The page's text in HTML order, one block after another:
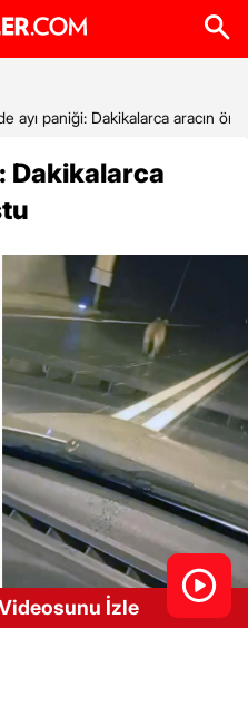
ayı paniği: Dakikalarca aracın
Dakikalarca
İzle